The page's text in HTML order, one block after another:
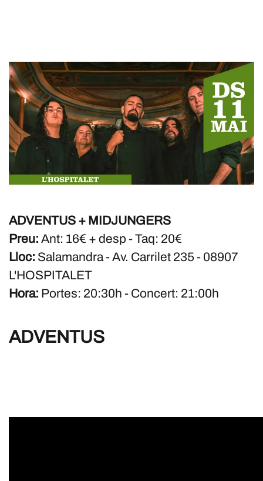
ADVENTUS + MIDJUNGERS
Preu: Ant: 16€ + desp - Taq: 20€
Lloc: Salamandra - Av. Carrilet 235 - 08907
L'HOSPITALET
Hora: Portes: 20:30h - Concert: 21:00h
ADVENTUS